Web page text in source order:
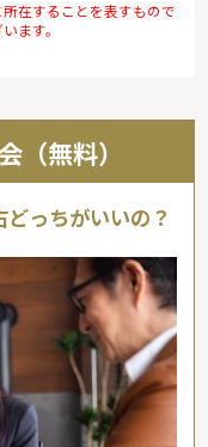
在することを表すもので
ます。
（無料）
っちがいいの？